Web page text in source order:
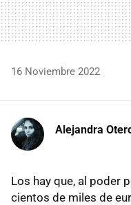
16 Noviembre 2022
Alejandra
Los hay que, al poder
cientos de miles de